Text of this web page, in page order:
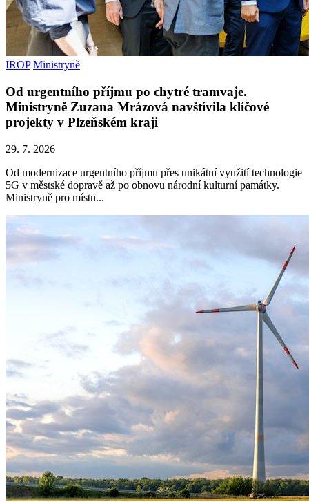
IROP Ministryně
Od urgentního příjmu po chytré tramvaje.
Ministryně Zuzana Mrázová navštívila klíčové
projekty v Plzeňském kraji
29. 7. 2026
Od modernizace urgentního příjmu přes unikátní využití technologie
5G v městské dopravě až po obnovu národní kulturní památky.
Ministryně pro místn...